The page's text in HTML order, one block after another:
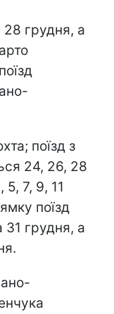
28 грудня, а
поїзд з
24, 26, 28
7, 9, 11
поїзд
31 грудня, а